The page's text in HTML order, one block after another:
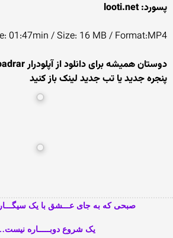
پسورد: looti.net
01:47min / Size: 16 MB / Format:MP4
پنجره جدید یا تب جدید لینک باز کنید
صبحی که به جای عـــشق با یک
یک شروع دوبـــــاره